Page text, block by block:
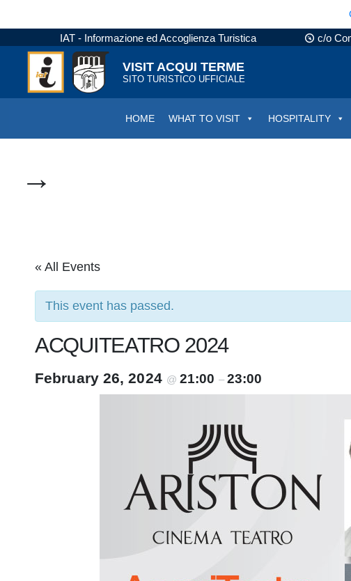
IAT - Informazione ed Accoglienza Turistica c/o
VISIT ACQUI TERME
SITO TURISTICO UFFICIALE
HOME WHAT TO VISIT HOSPITALITY
→
« All Events
This event has passed.
ACQUITEATRO 2024
February 26, 2024 @21:00 – 23:00